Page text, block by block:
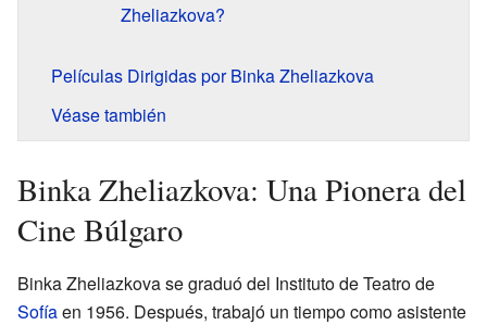
Zheliazkova?
Películas Dirigidas por Binka Zheliazkova
Véase también
Binka Zheliazkova: Una Pionera del
Cine Búlgaro
Binka Zheliazkova se graduó del Instituto de Teatro de
Sofíaen 1956. Después, trabajó un tiempo como asistente